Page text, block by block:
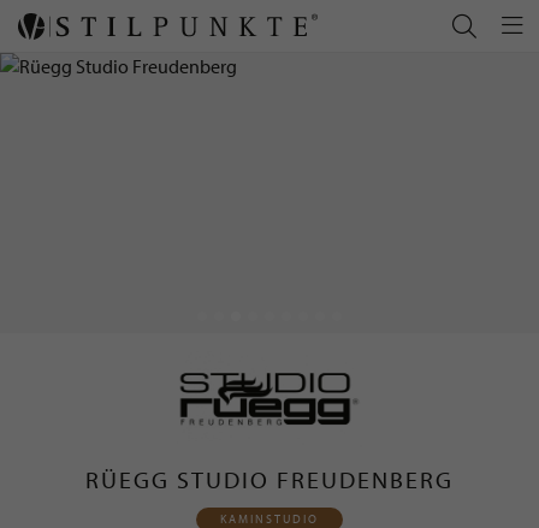
RÜEGG STUDIO FREUDENBERG
KAMINSTUDIO